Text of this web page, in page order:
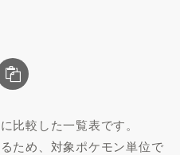
比較した一覧表です。
ため、対象ポケモン単位で